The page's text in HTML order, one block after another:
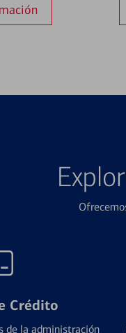
Crédito
de la administración